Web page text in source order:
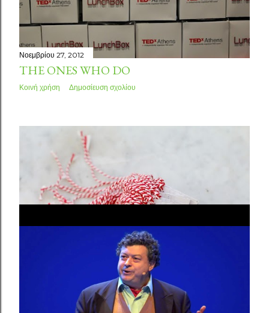
σ
ι
ς
Νοεμβρίου 27, 2012
THE ONES WHO DO
Κοινή χρήση Δημοσίευση σχολίου